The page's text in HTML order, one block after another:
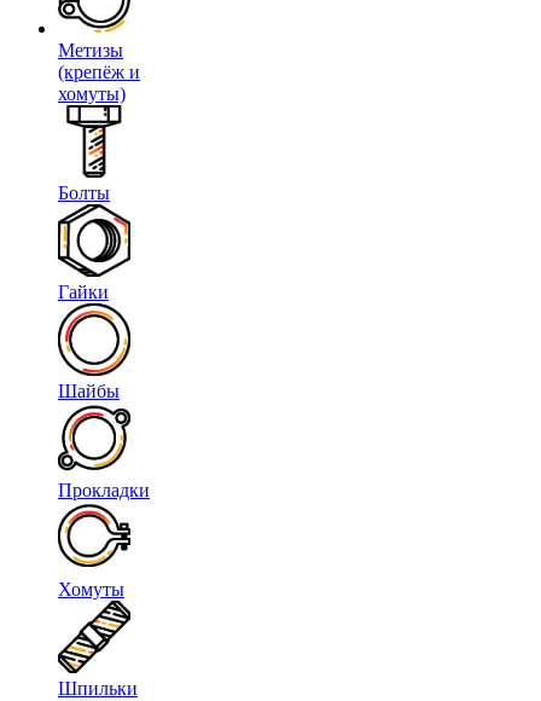
Метизы
(крепёж и
хомуты)
Болты
Гайки
Шайбы
Прокладки
Хомуты
Шпильки